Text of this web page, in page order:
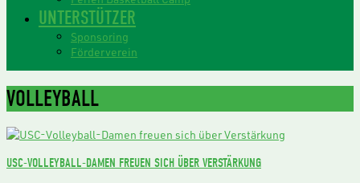
UNTERSTÜTZER
Sponsoring
Förderverein
VOLLEYBALL
USC-VOLLEYBALL-DAMEN FREUEN SICH ÜBER VERSTÄRKUNG